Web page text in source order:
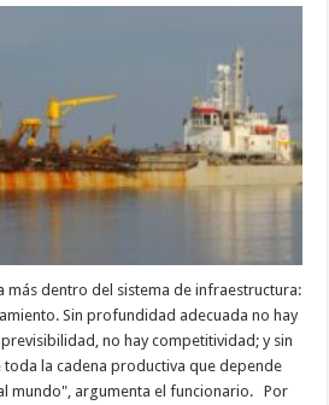
más dentro del sistema de infraestructura:
Sin profundidad adecuada no hay
no hay competitividad; y sin
la cadena productiva que depende
mundo", argumenta el funcionario. Por